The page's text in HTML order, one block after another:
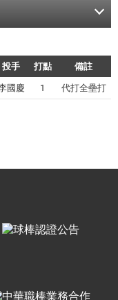
投手 打點 備註
國慶 1 代打全壘打